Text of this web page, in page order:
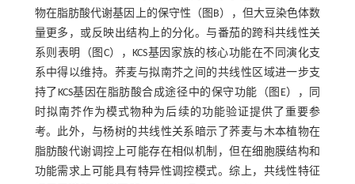
物在脂肪酸代谢基因上的保守性（图B），但大豆染色体数
量更多，或反映出结构上的分化。与番茄的跨科共线性关
系则表明（图C），KCS基因家族的核心功能在不同演化支
系中得以维持。荞麦与拟南芥之间的共线性区域进一步支
持了KCS基因在脂肪酸合成途径中的保守功能（图E），同
时拟南芥作为模式物种为后续的功能验证提供了重要参
考。此外，与杨树的共线性关系暗示了荞麦与木本植物在
脂肪酸代谢调控上可能存在相似机制，但在细胞膜结构和
功能需求上可能具有特异性调控模式。综上，共线性特征